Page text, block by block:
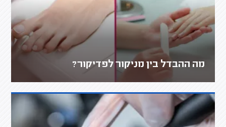
מה ההבדל בין מניקור לפדיקור?